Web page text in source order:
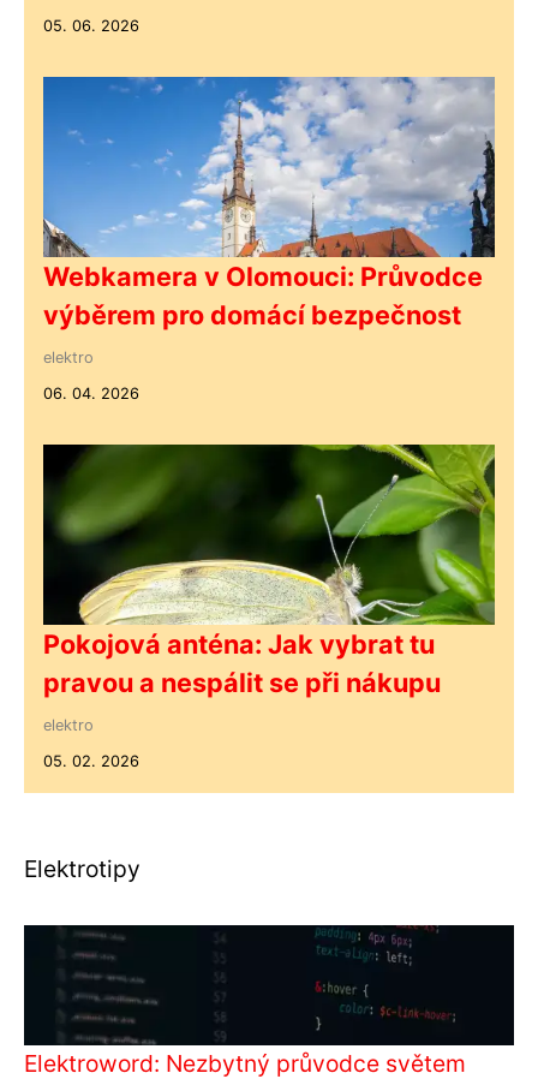
05. 06. 2026
Webkamera v Olomouci: Průvodce
výběrem pro domácí bezpečnost
elektro
06. 04. 2026
Pokojová anténa: Jak vybrat tu
pravou a nespálit se při nákupu
elektro
05. 02. 2026
Elektrotipy
Elektroword: Nezbytný průvodce světem